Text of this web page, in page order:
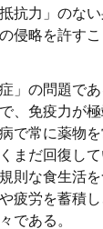
抗力」のな
侵略を許す
」の問題で
、免疫力が
で常に薬物
まだ回復して
則な食生活
疲労を蓄積
である。